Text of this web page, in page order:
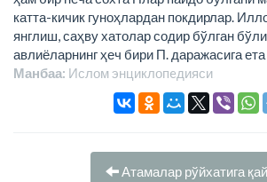
катта-кичик гуноҳлардан покдирлар.
янглиш, саҳву хатолар содир бўлган
авлиёларнинг ҳеч бири П. даражасига
Манбаа: Ислом энциклопeдияси
Атамалар рўйхатига